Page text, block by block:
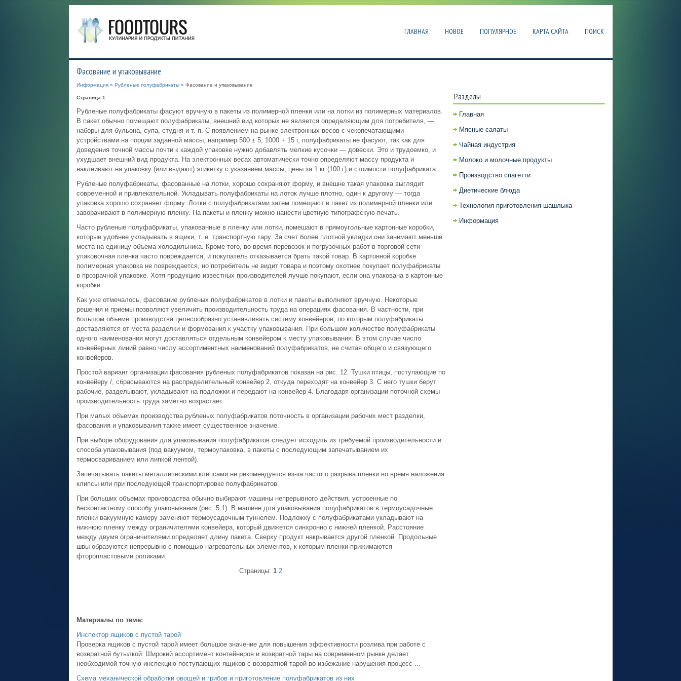
ГЛАВНАЯ НОВОЕ ПОПУЛЯРНОЕ КАРТА САЙТА ПОИСК
Фасование и упаковывание
Информация» Рубленые полуфабрикаты» Фасование и упаковывание
Страница 1
Рубленые полуфабрикаты фасуют вручную в пакеты из полимерной пленки или на лотки из полимерных материалов.
В пакет обычно помещают полуфабрикаты, внешний вид которых не является определяющим для потребителя, —
наборы для бульона, супа, студня и т. п. С появлением на рынке электронных весов с чекопечатающими
устройствами на порции заданной массы, например 500 ± 5, 1000 + 15 г, полуфабрикаты не фасуют, так как для
доведения точной массы почти к каждой упаковке нужно добавлять мелкие кусочки — довески. Это и трудоемко, и
ухудшает внешний вид продукта. На электронных весах автоматически точно определяют массу продукта и
наклеивают на упаковку (или выдают) этикетку с указанием массы, цены за 1 кг (100 г) и стоимости полуфабриката.
Рубленые полуфабрикаты, фасованные на лотки, хорошо сохраняют форму, и внешне такая упаковка выглядит
современной и привлекательной. Укладывать полуфабрикаты на лоток лучше плотно, один к другому — тогда
упаковка хорошо сохраняет форму. Лотки с полуфабрикатами затем помещают в пакет из полимерной пленки или
заворачивают в полимерную пленку. На пакеты и пленку можно нанести цветную типографскую печать.
Часто рубленые полуфабрикаты, упакованные в пленку или лотки, помешают в прямоугольные картонные коробки,
которые удобнее укладывать в ящики, т. е. транспортную тару. За счет более плотной укладки они занимают меньше
места на единицу объема холодильника. Кроме того, во время перевозок и погрузочных работ в торговой сети
упаковочная пленка часто повреждается, и покупатель отказывается брать такой товар. В картонной коробке
полимерная упаковка не повреждается, но потребитель не видит товара и поэтому охотнее покупает полуфабрикаты
в прозрачной упаковке. Хотя продукцию известных производителей лучше покупают, если она упакована в картонные
коробки.
Как уже отмечалось, фасование рубленых полуфабрикатов в лотки и пакеты выполняют вручную. Некоторые
решения и приемы позволяют увеличить производительность труда на операциях фасования. В частности, при
большом объеме производства целесообразно устанавливать систему конвейеров, по которым полуфабрикаты
доставляются от места разделки и формования к участку упаковывания. При большом количестве полуфабрикаты
одного наименования могут доставляться отдельным конвейером к месту упаковывания. В этом случае число
конвейерных линий равно числу ассортиментных наименований полуфабрикатов, не считая общего и связующего
конвейеров.
Простой вариант организации фасования рубленых полуфабрикатов показан на рис. 12. Тушки птицы, поступающие по
конвейеру /, сбрасываются на распределительный конвейер 2, откуда переходят на конвейер 3. С него тушки берут
рабочие, разделывают, укладывают на подложки и передают на конвейер 4. Благодаря организации поточной схемы
производительность труда заметно возрастает.
При малых объемах производства рубленых полуфабрикатов поточность в организации рабочих мест разделки,
фасования и упаковывания также имеет существенное значение.
При выборе оборудования для упаковывания полуфабрикатов следует исходить из требуемой производительности и
способа упаковывания (под вакуумом, термоупаковка, в пакеты с последующим запечатыванием их
термосвариванием или липкой лентой).
Запечатывать пакеты металлическими клипсами не рекомендуется из-за частого разрыва пленки во время наложения
клипсы или при последующей транспортировке полуфабрикатов.
При больших объемах производства обычно выбирают машины непрерывного действия, устроенные по
бесконтактному способу упаковывания (рис. 5.1). В машине для упаковывания полуфабрикатов в термоусадочные
пленки вакуумную камеру заменяют термоусадочным туннелем. Подложку с полуфабрикатами укладывают на
нижнюю пленку между ограничителями конвейера, который движется синхронно с нижней пленкой. Расстояние
между двумя ограничителями определяет длину пакета. Сверху продукт накрывается другой пленкой. Продольные
швы образуются непрерывно с помощью нагревательных элементов, к которым пленки прижимаются
фторопластовыми роликами.
Страницы: 1 2
Материалы по теме:
Инспектор ящиков с пустой тарой
Проверка ящиков с пустой тарой имеет большое значение для повышения эффективности розлива при работе с
возвратной бутылкой. Широкий ассортимент контейнеров и возвратной тары на современном рынке делает
необходимой точную инспекцию поступающих ящиков с возвратной тарой во избежание нарушения процесс ...
Схема механической обработки овощей и грибов и приготовление полуфабрикатов из них
Разделы
Главная
Мясные салаты
Чайная индустрия
Молоко и молочные продукты
Производство спагетти
Диетические блюда
Технология приготовления шашлыка
Информация